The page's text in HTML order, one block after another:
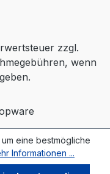
zzgl.
wenn
eine bestmögliche
Informationen ...